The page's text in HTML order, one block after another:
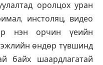
оролцох уран
инстоляц, видео
нэн орчин үеийн
өндөр түвшинд
байх шаардлагатай